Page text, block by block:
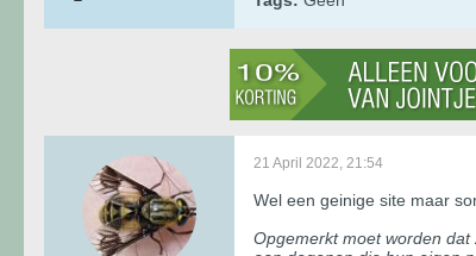
21 April 2022, 21:54
Wel een geinige site maar
Opgemerkt moet worden